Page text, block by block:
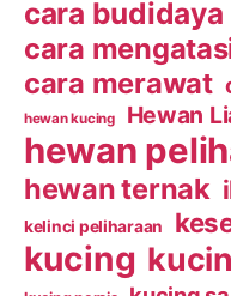
cara budidaya
cara
cara merawat
hewan kucing Hewan
hewan
hewan ternak
kelinci peliharaan
kucing